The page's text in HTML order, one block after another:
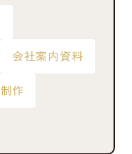
会社案内資料
作